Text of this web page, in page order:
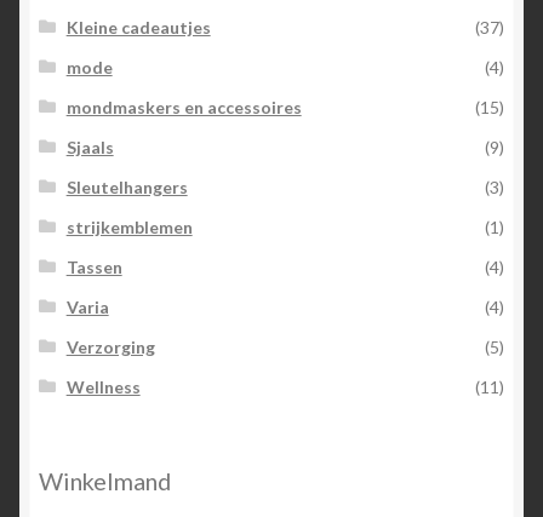
Kleine cadeautjes
(37)
mode
(4)
mondmaskers en accessoires
(15)
Sjaals
(9)
Sleutelhangers
(3)
strijkemblemen
(1)
Tassen
(4)
Varia
(4)
Verzorging
(5)
Wellness
(11)
Winkelmand